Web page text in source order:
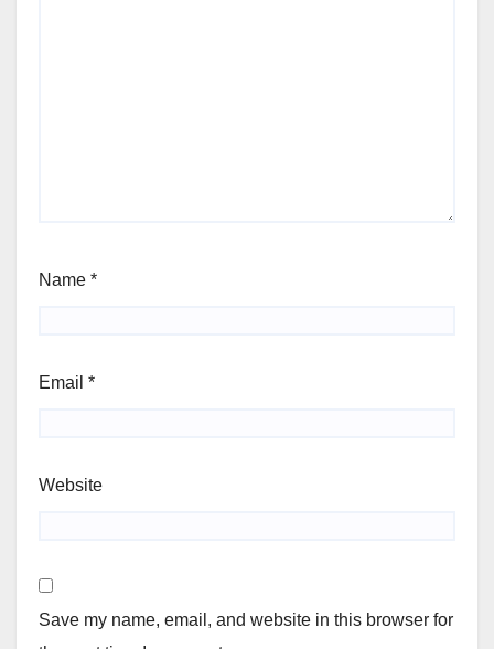
Name *
Email *
Website
Save my name, email, and website in this browser for